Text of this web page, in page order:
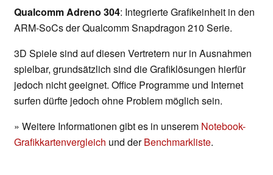
Qualcomm Adreno 304: Integrierte Grafikeinheit in den
ARM-SoCs der Qualcomm Snapdragon 210 Serie.
3D Spiele sind auf diesen Vertretern nur in Ausnahmen
spielbar, grundsätzlich sind die Grafiklösungen hierfür
jedoch nicht geeignet. Office Programme und Internet
surfen dürfte jedoch ohne Problem möglich sein.
» Weitere Informationen gibt es in unserem Notebook-
Grafikkartenvergleich und derBenchmarkliste.